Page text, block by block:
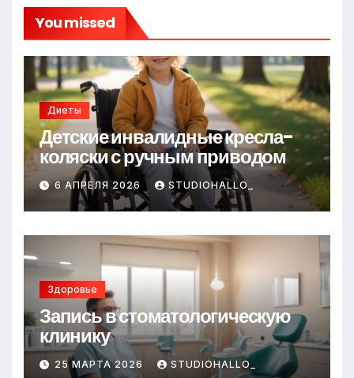
You missed
Диеты
Детские инвалидные кресла-
коляски с ручным приводом
6 АПРЕЛЯ 2026 STUDIOHALLO_
Здоровье
Запись в стоматологическую
клинику
25 МАРТА 2026 STUDIOHALLO_